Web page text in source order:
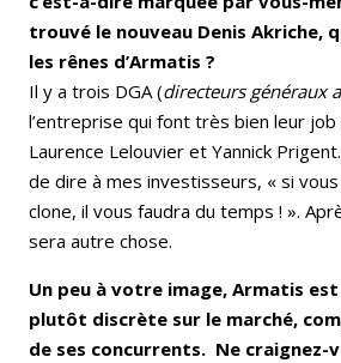
trouvé le nouveau Denis Akriche,
les rênes d’Armatis ?
Il y a trois DGA (directeurs généraux
l’entreprise qui font très bien leur job
Laurence Lelouvier et Yannick Prigent.
de dire à mes investisseurs, « si
clone, il vous faudra du temps ! ».
sera autre chose.
Un peu à votre image, Armatis
plutôt discrète sur le marché,
de ses concurrents. Ne craignez-